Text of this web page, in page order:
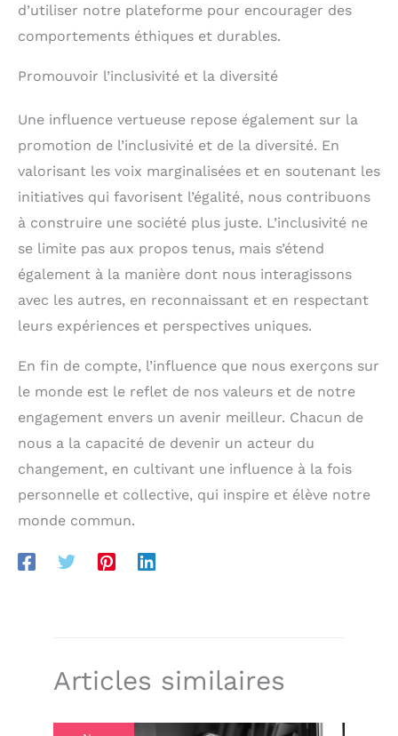
d’utiliser notre plateforme pour encourager des
comportements éthiques et durables.
Promouvoir l’inclusivité et la diversité
Une influence vertueuse repose également sur la
promotion de l’inclusivité et de la diversité. En
valorisant les voix marginalisées et en soutenant les
initiatives qui favorisent l’égalité, nous contribuons
à construire une société plus juste. L’inclusivité ne
se limite pas aux propos tenus, mais s’étend
également à la manière dont nous interagissons
avec les autres, en reconnaissant et en respectant
leurs expériences et perspectives uniques.
En fin de compte, l’influence que nous exerçons sur
le monde est le reflet de nos valeurs et de notre
engagement envers un avenir meilleur. Chacun de
nous a la capacité de devenir un acteur du
changement, en cultivant une influence à la fois
personnelle et collective, qui inspire et élève notre
monde commun.
Articles similaires